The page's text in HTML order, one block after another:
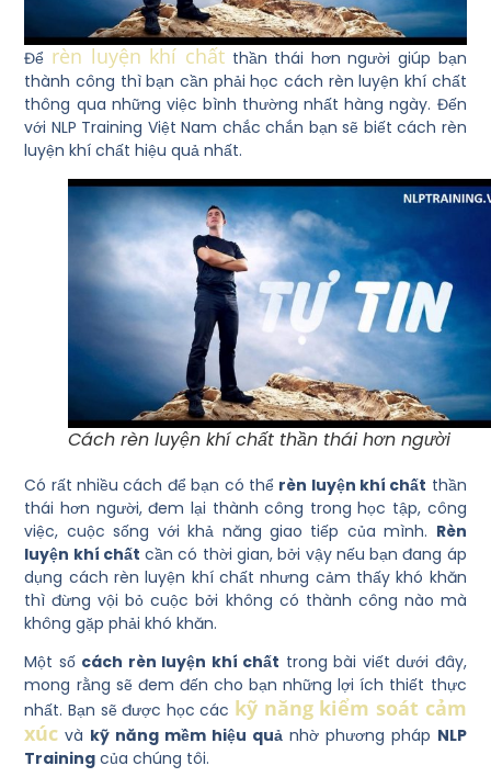
Để rèn luyện khí chấtthần thái hơn người giúp bạn
thành công thì bạn cần phải học cách rèn luyện khí chất
thông qua những việc bình thường nhất hàng ngày. Đến
với NLP Training Việt Nam chắc chắn bạn sẽ biết cách rèn
luyện khí chất hiệu quả nhất.
Cách rèn luyện khí chất thần thái hơn người
Có rất nhiều cách để bạn có thể rèn luyện khí chất thần
thái hơn người, đem lại thành công trong học tập, công
việc, cuộc sống với khả năng giao tiếp của mình. Rèn
luyện khí chất cần có thời gian, bởi vậy nếu bạn đang áp
dụng cách rèn luyện khí chất nhưng cảm thấy khó khăn
thì đừng vội bỏ cuộc bởi không có thành công nào mà
không gặp phải khó khăn.
Một số cách rèn luyện khí chất trong bài viết dưới đây,
mong rằng sẽ đem đến cho bạn những lợi ích thiết thực
nhất. Bạn sẽ được học các kỹ năng kiểm soát cảm
xúc và kỹ năng mềm hiệu quảnhờ phương pháp NLP
Training của chúng tôi.